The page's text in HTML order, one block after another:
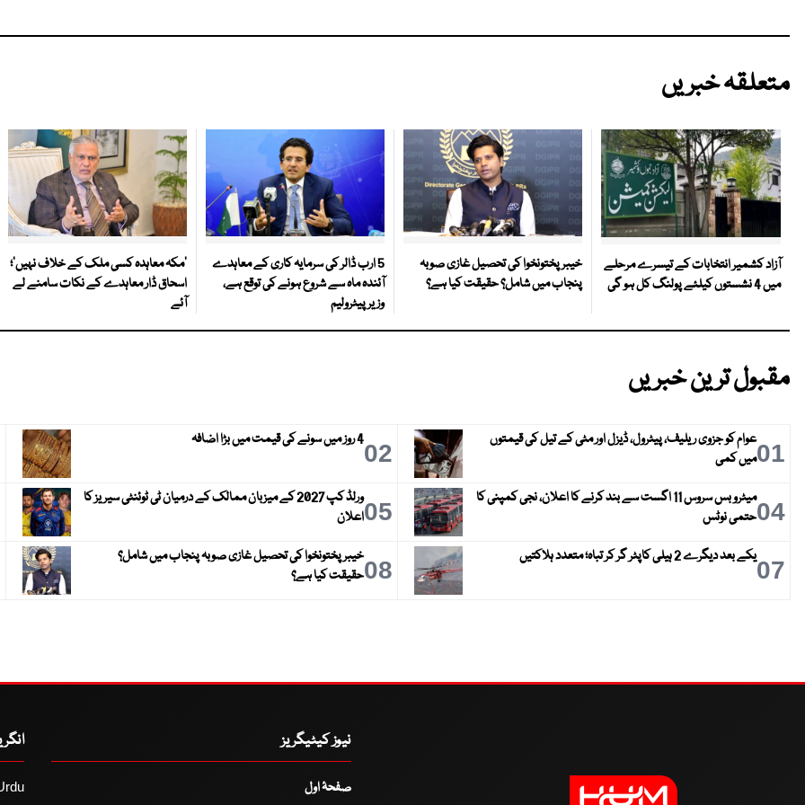
متعلقہ خبریں
آزاد کشمیر انتخابات کے تیسرے مرحلے
میں 4 نشستوں کیلئے پولنگ کل ہو گی
خیبر پختونخوا کی تحصیل غازی صوبہ
پنجاب میں شامل؟ حقیقت کیا ہے؟
5 ارب ڈالر کی سرمایہ کاری کے معاہدے
آئندہ ماہ سے شروع ہونے کی توقع ہے،
وزیر پیٹرولیم
‘مکہ معاہدہ کسی ملک کے خلاف نہیں’؛
اسحاق ڈار معاہدے کے نکات سامنے لے
آئے
مقبول ترین خبریں
01عوام کو جزوی ریلیف، پیٹرول، ڈیزل اور مٹی کے تیل کی قیمتوں
میں کمی
024 روز میں سونے کی قیمت میں بڑا اضافہ
04
میٹرو بس سروس 11 اگست سے بند کرنے کا اعلان، نجی کمپنی کا
حتمی نوٹس
05
ورلڈ کپ 2027 کے میزبان ممالک کے درمیان ٹی ٹوئنٹی سیریز کا
اعلان
07یکے بعد دیگرے 2 ہیلی کاپٹر گر کر تباہ؛ متعدد ہلاکتیں 08خیبر پختونخوا کی تحصیل غازی صوبہ پنجاب میں شامل؟
حقیقت کیا ہے؟
نیوز کیٹیگریز
صفحۂ اول